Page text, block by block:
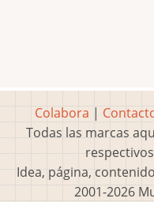
Colabora |
Todas las marcas
Idea, página,
2001-2026